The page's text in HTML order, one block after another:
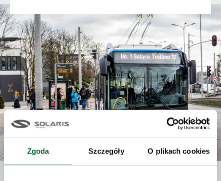
Zgoda Szczegóły O plikach cookies